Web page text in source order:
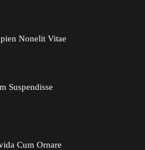
Nonelit Vitae
Suspendisse
Cum Ornare